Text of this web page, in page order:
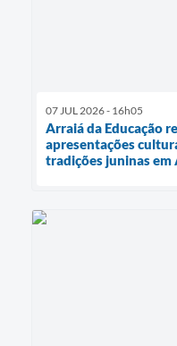
07 JUL 2026 - 16h05
Arraiá da Educação
apresentações
tradições juninas em